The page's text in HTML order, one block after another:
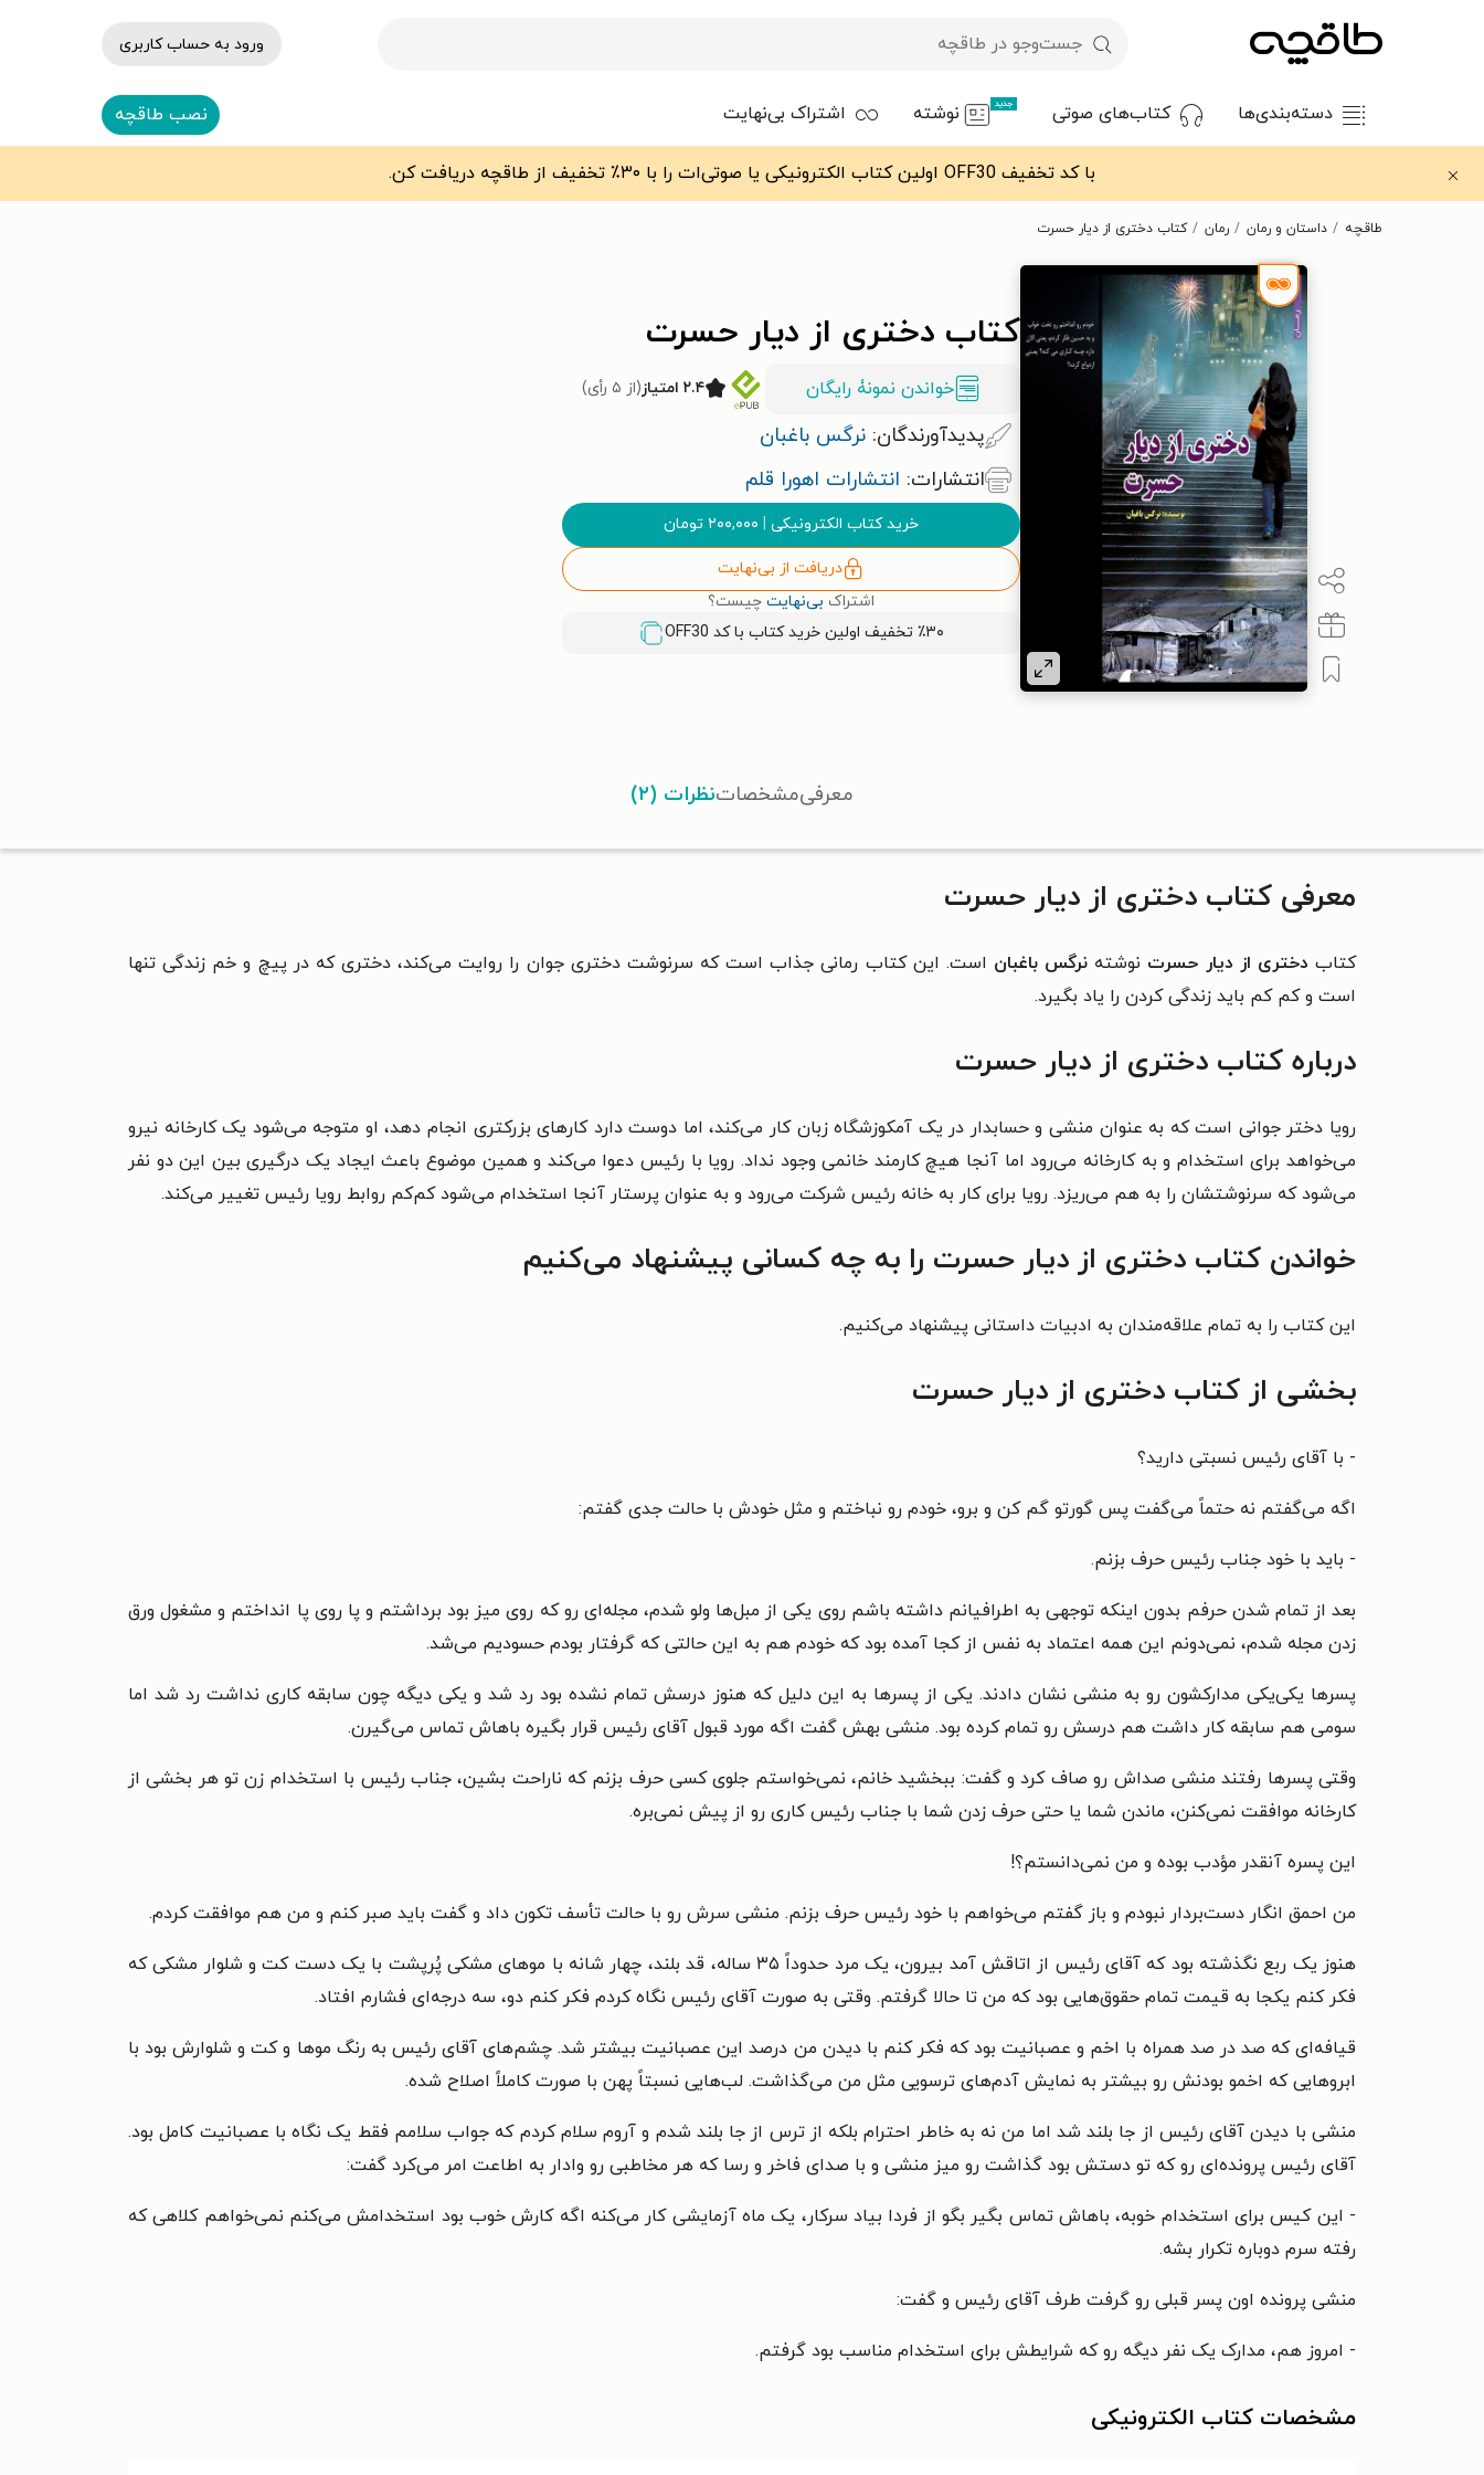
ورود به حساب کاربری
دسته‌بندی‌ها کتاب‌های صوتی جدید نوشته اشتراک بی‌نهایت نصب طاقچه
با کد تخفیف OFF30 اولین کتاب الکترونیکی یا صوتی‌ات را با ۳۰٪ تخفیف از طاقچه دریافت کن.
طاقچه داستان و رمان رمان کتاب دختری از دیار حسرت
کتاب دختری از دیار حسرت
خواندن نمونۀ رایگان ۲.۴ امتیاز (از ۵ رأی)
پدیدآورندگان: نرگس باغبان
انتشارات: انتشارات اهورا قلم
خرید کتاب الکترونیکی | ۲۰۰,۰۰۰ تومان
دریافت از بی‌نهایت
اشتراک بی‌نهایت چیست؟
٪۳۰ تخفیف اولین خرید کتاب با کد
OFF30
معرفیمشخصاتنظرات (۲)
معرفی کتاب دختری از دیار حسرت
کتابدختری از دیار حسرت نوشته نرگس باغبان است. این کتاب رمانی جذاب است که سرنوشت دختری جوان را روایت می‌کند، دختری که در پیچ و خم زندگی تنها
است و کم کم باید زندگی کردن را یاد بگیرد.
درباره کتاب دختری از دیار حسرت
رویا دختر جوانی است که به عنوان منشی و حسابدار در یک آمکوزشگاه زبان کار می‌کند، اما دوست دارد کارهای بزرکتری انجام دهد، او متوجه می‌شود یک کارخانه نیرو
می‌خواهد برای استخدام و به کارخانه می‌رود اما آنجا هیچ کارمند خانمی وجود نداد. رویا با رئیس دعوا می‌کند و همین موضوع باعث ایجاد یک درگیری بین این دو نفر
می‌شود که سرنوشتشان را به هم می‌ریزد. رویا برای کار به خانه رئیس شرکت می‌رود و به عنوان پرستار آنجا استخدام می‌شود کم‌کم روابط رویا رئیس تغییر می‌کند.
خواندن کتاب دختری از دیار حسرت را به چه کسانی پیشنهاد می‌کنیم
این کتاب را به تمام علاقه‌مندان به ادبیات داستانی پیشنهاد می‌کنیم.
بخشی از کتاب دختری از دیار حسرت
- با آقای رئیس نسبتی دارید؟
اگه می‌گفتم نه حتماً می‌گفت پس گورتو گم کن و برو، خودم رو نباختم و مثل خودش با حالت جدی گفتم:
- باید با خود جناب رئیس حرف بزنم.
بعد از تمام شدن حرفم بدون اینکه توجهی به اطرافیانم داشته باشم روی یکی از مبل‌ها ولو شدم، مجله‌ای رو که روی میز بود برداشتم و پا روی پا انداختم و مشغول ورق
زدن مجله شدم، نمی‌دونم این همه اعتماد به نفس از کجا آمده بود که خودم هم به این حالتی که گرفتار بودم حسودیم می‌شد.
پسرها یکی‌یکی مدارکشون رو به منشی نشان دادند. یکی از پسرها به این دلیل که هنوز درسش تمام نشده بود رد شد و یکی دیگه چون سابقه کاری نداشت رد شد اما
سومی هم سابقه کار داشت هم درسش رو تمام کرده بود. منشی بهش گفت اگه مورد قبول آقای رئیس قرار بگیره باهاش تماس می‌گیرن.
وقتی پسرها رفتند منشی صداش رو صاف کرد و گفت: ببخشید خانم، نمی‌خواستم جلوی کسی حرف بزنم که ناراحت بشین، جناب رئیس با استخدام زن تو هر بخشی از
کارخانه موافقت نمی‌کنن، ماندن شما یا حتی حرف زدن شما با جناب رئیس کاری رو از پیش نمی‌بره.
این پسره آنقدر مؤدب بوده و من نمی‌دانستم؟!
من احمق انگار دست‌بردار نبودم و باز گفتم می‌خواهم با خود رئیس حرف بزنم. منشی سرش رو با حالت تأسف تکون داد و گفت باید صبر کنم و من هم موافقت کردم.
هنوز یک ربع نگذشته بود که آقای رئیس از اتاقش آمد بیرون، یک مرد حدوداً ۳۵ ساله، قد بلند، چهار شانه با موهای مشکی پُرپشت با یک دست کت و شلوار مشکی که
فکر کنم یکجا به قیمت تمام حقوق‌هایی بود که من تا حالا گرفتم. وقتی به صورت آقای رئیس نگاه کردم فکر کنم دو، سه درجه‌ای فشارم افتاد.
قیافه‌ای که صد در صد همراه با اخم و عصبانیت بود که فکر کنم با دیدن من درصد این عصبانیت بیشتر شد. چشم‌های آقای رئیس به رنگ موها و کت و شلوارش بود با
ابروهایی که اخمو بودنش رو بیشتر به نمایش آدم‌های ترسویی مثل من می‌گذاشت. لب‌هایی نسبتاً پهن با صورت کاملاً اصلاح شده.
منشی با دیدن آقای رئیس از جا بلند شد اما من نه به خاطر احترام بلکه از ترس از جا بلند شدم و آروم سلام کردم که جواب سلامم فقط یک نگاه با عصبانیت کامل بود.
آقای رئیس پرونده‌ای رو که تو دستش بود گذاشت رو میز منشی و با صدای فاخر و رسا که هر مخاطبی رو وادار به اطاعت امر می‌کرد گفت:
- این کیس برای استخدام خوبه، باهاش تماس بگیر بگو از فردا بیاد سرکار، یک ماه آزمایشی کار می‌کنه اگه کارش خوب بود استخدامش می‌کنم نمی‌خواهم کلاهی که
رفته سرم دوباره تکرار بشه.
منشی پرونده اون پسر قبلی رو گرفت طرف آقای رئیس و گفت:
- امروز هم، مدارک یک نفر دیگه رو که شرایطش برای استخدام مناسب بود گرفتم.
مشخصات کتاب الکترونیکی